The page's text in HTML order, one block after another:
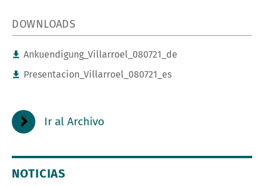
DOWNLOADS
Ankuendigung_Villarroel_080721_de
Presentacion_Villarroel_080721_es
Ir al Archivo
NOTICIAS